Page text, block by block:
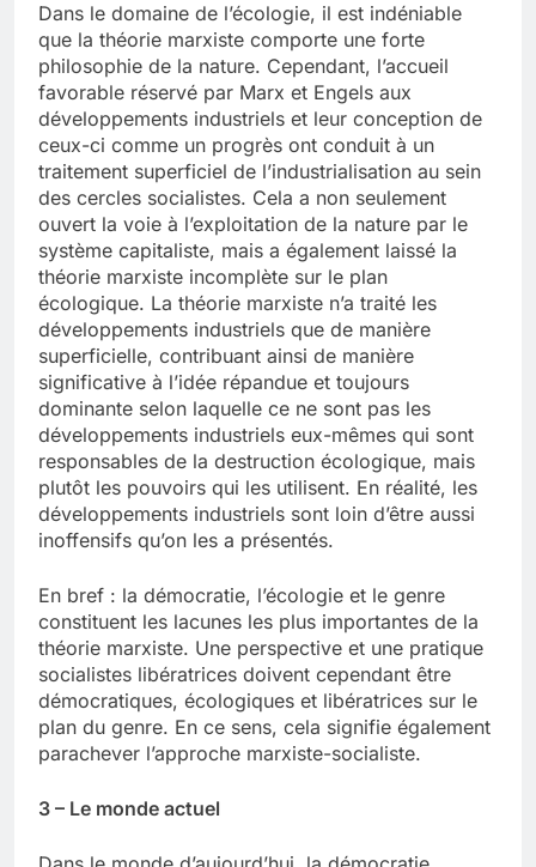
Dans le domaine de l’écologie, il est indéniable
que la théorie marxiste comporte une forte
philosophie de la nature. Cependant, l’accueil
favorable réservé par Marx et Engels aux
développements industriels et leur conception de
ceux-ci comme un progrès ont conduit à un
traitement superficiel de l’industrialisation au sein
des cercles socialistes. Cela a non seulement
ouvert la voie à l’exploitation de la nature par le
système capitaliste, mais a également laissé la
théorie marxiste incomplète sur le plan
écologique. La théorie marxiste n’a traité les
développements industriels que de manière
superficielle, contribuant ainsi de manière
significative à l’idée répandue et toujours
dominante selon laquelle ce ne sont pas les
développements industriels eux-mêmes qui sont
responsables de la destruction écologique, mais
plutôt les pouvoirs qui les utilisent. En réalité, les
développements industriels sont loin d’être aussi
inoffensifs qu’on les a présentés.
En bref : la démocratie, l’écologie et le genre
constituent les lacunes les plus importantes de la
théorie marxiste. Une perspective et une pratique
socialistes libératrices doivent cependant être
démocratiques, écologiques et libératrices sur le
plan du genre. En ce sens, cela signifie également
parachever l’approche marxiste-socialiste.
3 – Le monde actuel